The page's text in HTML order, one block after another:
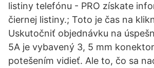
listiny telefónu - PRO získate
čiernej listiny.; Toto je čas na
Uskutočniť objednávku na
5A je vybavený 3, 5 mm
potešením vidieť. Ale to, čo sa